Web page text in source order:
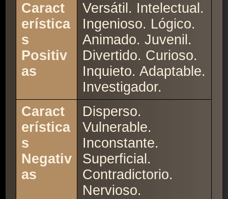
Caract
erística
s
Positiv
as
Versátil. Intelectual.
Ingenioso. Lógico.
Animado. Juvenil.
Divertido. Curioso.
Inquieto. Adaptable.
Investigador.
Caract
erística
s
Negativ
as
Disperso.
Vulnerable.
Inconstante.
Superficial.
Contradictorio.
Nervioso.